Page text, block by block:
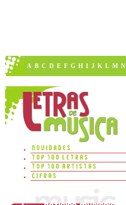
A B C D E F G H I J K L M N